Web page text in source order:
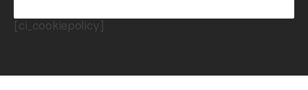
[ci_cookiepolicy]